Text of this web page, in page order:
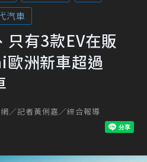
汽車
有3款EV在販
洲新車超過
／記者黃俐嘉／綜合報導